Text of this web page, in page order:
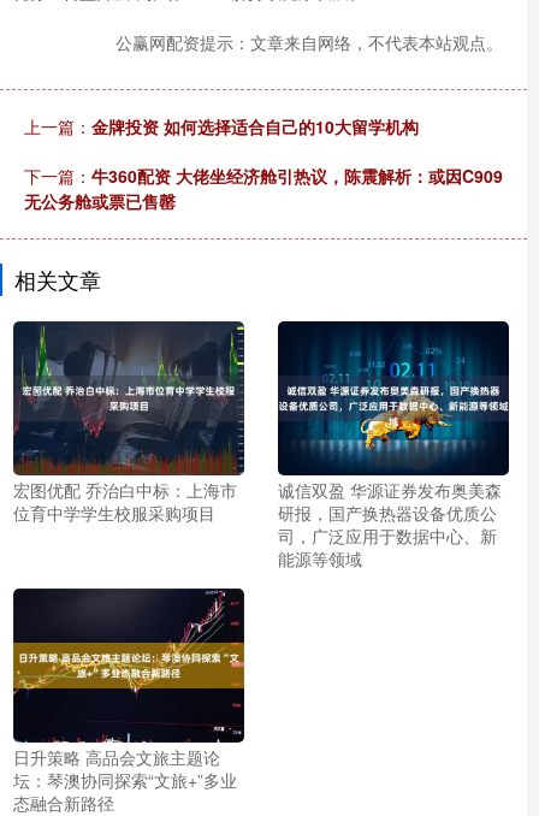
公赢网配资提示：文章来自网络，不代表本站观点。
上一篇： 金牌投资 如何选择适合自己的10大留学机构
下一篇： 牛360配资 大佬坐经济舱引热议，陈震解析：或因C909
无公务舱或票已售罄
相关文章
宏图优配 乔治白中标：上海市
位育中学学生校服采购项目
诚信双盈 华源证券发布奥美森
研报，国产换热器设备优质公
司，广泛应用于数据中心、新
能源等领域
日升策略 高品会文旅主题论
坛：琴澳协同探索“文旅+”多业
态融合新路径